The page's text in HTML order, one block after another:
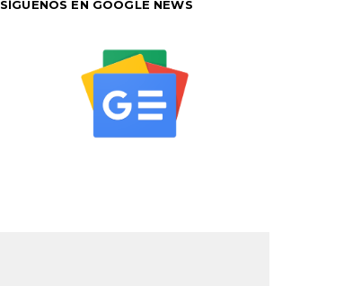
SÍGUENOS EN GOOGLE NEWS